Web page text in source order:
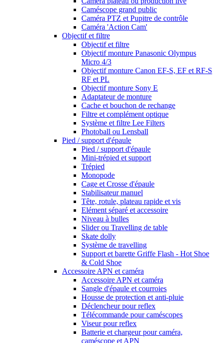
Caméscope grand public
Caméra PTZ et Pupitre de contrôle
Caméra 'Action Cam'
Objectif et filtre
Objectif et filtre
Objectif monture Panasonic Olympus
Micro 4/3
Objectif monture Canon EF-S, EF et RF-S
RF et PL
Objectif monture Sony E
Adaptateur de monture
Cache et bouchon de rechange
Filtre et complément optique
Système et filtre Lee Filters
Photoball ou Lensball
Pied / support d'épaule
Pied / support d'épaule
Mini-trépied et support
Trépied
Monopode
Cage et Crosse d'épaule
Stabilisateur manuel
Tête, rotule, plateau rapide et vis
Elément séparé et accessoire
Niveau à bulles
Slider ou Travelling de table
Skate dolly
Système de travelling
Support et barette Griffe Flash - Hot Shoe
& Cold Shoe
Accessoire APN et caméra
Accessoire APN et caméra
Sangle d'épaule et courroies
Housse de protection et anti-pluie
Déclencheur pour reflex
Télécommande pour caméscopes
Viseur pour reflex
Batterie et chargeur pour caméra,
caméscope et APN